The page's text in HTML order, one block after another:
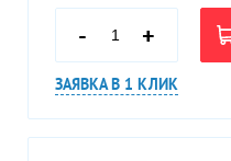
- +
ЗАЯВКА В 1 КЛИК